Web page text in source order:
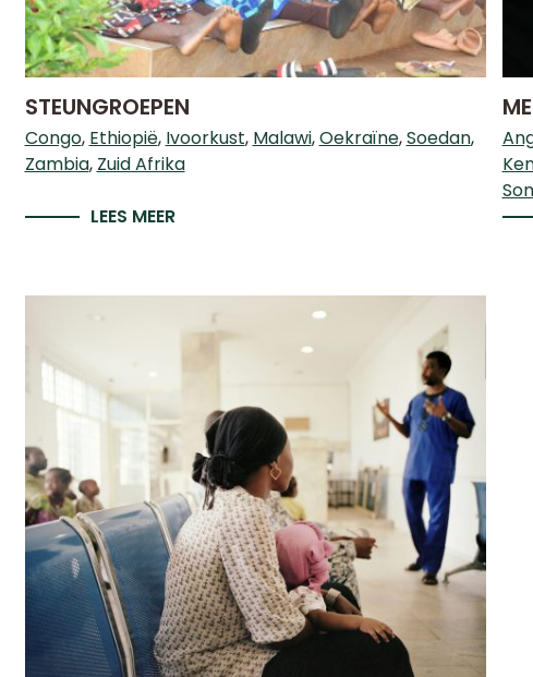
STEUNGROEPEN
Congo Ethiopië Ivoorkust Malawi Oekraïne Soedan
Zambia Zuid Afrika
LEES MEER